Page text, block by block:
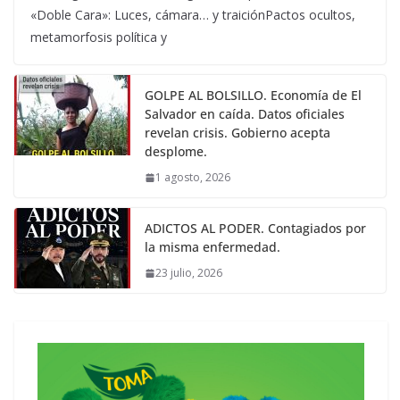
«Doble Cara»: Luces, cámara… y traiciónPactos ocultos,
metamorfosis política y
GOLPE AL BOLSILLO. Economía de El
Salvador en caída. Datos oficiales
revelan crisis. Gobierno acepta
desplome.
1 agosto, 2026
ADICTOS AL PODER. Contagiados por
la misma enfermedad.
23 julio, 2026